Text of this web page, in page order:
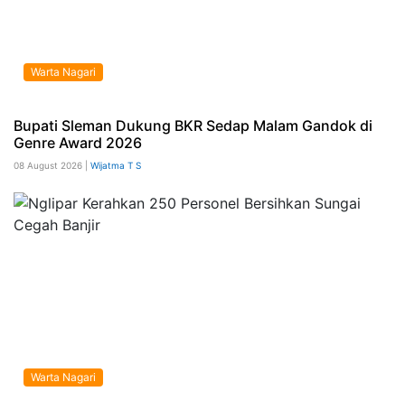
Warta Nagari
Bupati Sleman Dukung BKR Sedap Malam Gandok di
Genre Award 2026
08 August 2026 | Wijatma T S
Warta Nagari